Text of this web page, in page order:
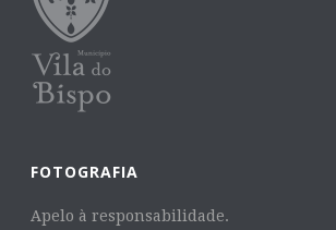
FOTOGRAFIA
Apelo à responsabilidade.